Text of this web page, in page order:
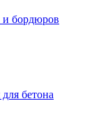
и бордюров
бетона